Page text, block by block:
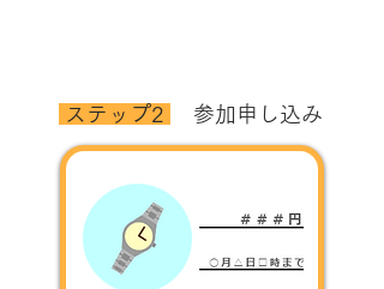
​ステップ2 ​参加申し込み